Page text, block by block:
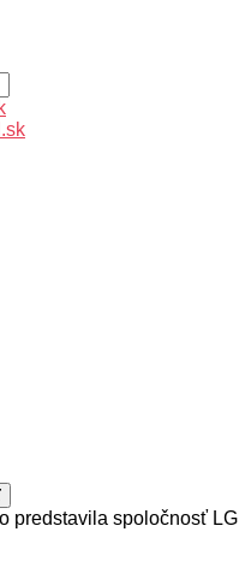
predstavila spoločnosť LG